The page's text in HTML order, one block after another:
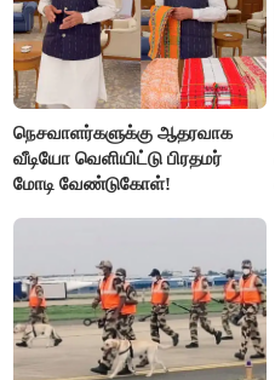
நெசவாளர்களுக்கு ஆதரவாக
வீடியோ வெளியிட்டு பிரதமர்
மோடி வேண்டுகோள்!